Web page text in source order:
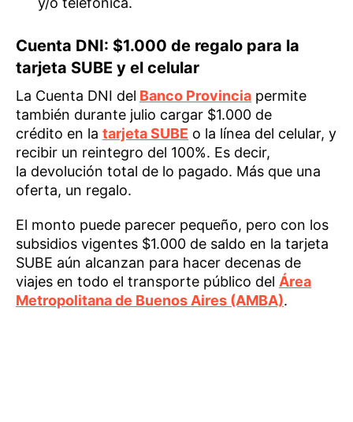
Cuenta DNI: $1.000 de regalo para la
tarjeta SUBE y el celular
La Cuenta DNI del Banco Provincia permite
también durante julio cargar $1.000 de
crédito en la tarjeta SUBE o la línea del celular, y
recibir un reintegro del 100%. Es decir,
la devolución total de lo pagado. Más que una
oferta, un regalo.
El monto puede parecer pequeño, pero con los
subsidios vigentes $1.000 de saldo en la tarjeta
SUBE aún alcanzan para hacer decenas de
viajes en todo el transporte público del Área
Metropolitana de Buenos Aires (AMBA).